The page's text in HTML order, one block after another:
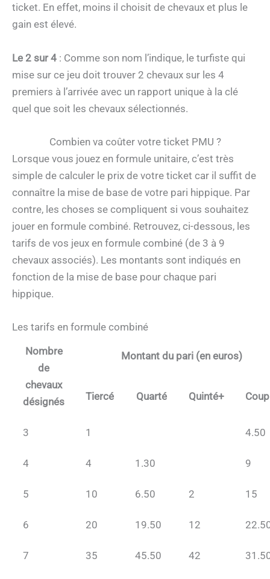
ticket. En effet, moins il choisit de chevaux et plus le
gain est élevé.
Le 2 sur 4 : Comme son nom l’indique, le turfiste qui
mise sur ce jeu doit trouver 2 chevaux sur les 4
premiers à l’arrivée avec un rapport unique à la clé
quel que soit les chevaux sélectionnés.
Combien va coûter votre ticket PMU ?
Lorsque vous jouez en formule unitaire, c’est très
simple de calculer le prix de votre ticket car il suffit de
connaître la mise de base de votre pari hippique. Par
contre, les choses se compliquent si vous souhaitez
jouer en formule combiné. Retrouvez, ci-dessous, les
tarifs de vos jeux en formule combiné (de 3 à 9
chevaux associés). Les montants sont indiqués en
fonction de la mise de base pour chaque pari
hippique.
Les tarifs en formule combiné
Nombre
de
chevaux
désignés
Montant du pari (en euros)
Tiercé Quarté Quinté+
3 1 4.50
4 4 1.30 9
5 10 6.50 2 15
6 20 19.50 12
7 35 45.50 42